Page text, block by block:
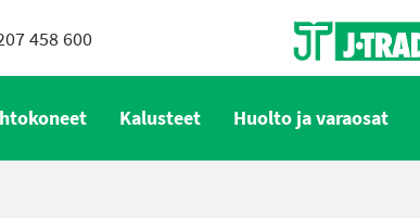
458 600
Kalusteet Huolto ja varaosat